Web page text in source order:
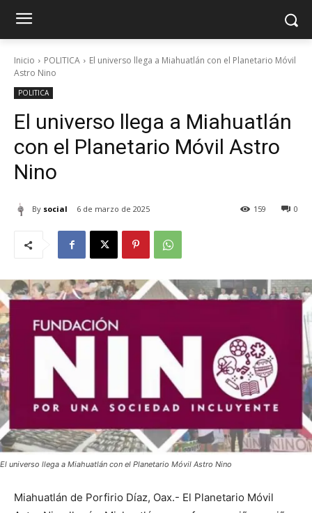
Inicio POLITICA
El universo llega a Miahuatlán con el Planetario Móvil
Astro Nino
POLITICA
El universo llega a Miahuatlán
con el Planetario Móvil Astro
Nino
By social 6 de marzo de 2025 0
159
El universo llega a Miahuatlán con el Planetario Móvil Astro Nino
Miahuatlán de Porfirio Díaz, Oax.- El Planetario Móvil